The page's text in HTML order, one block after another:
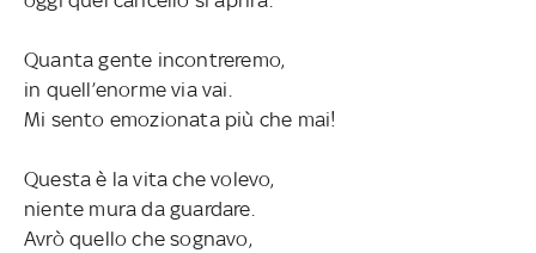
Quanta gente incontreremo,
in quell’enorme via vai.
Mi sento emozionata più che mai!
Questa è la vita che volevo,
niente mura da guardare.
Avrò quello che sognavo,